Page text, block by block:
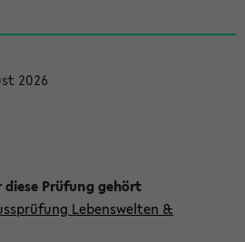
2026
Lebenswelten &